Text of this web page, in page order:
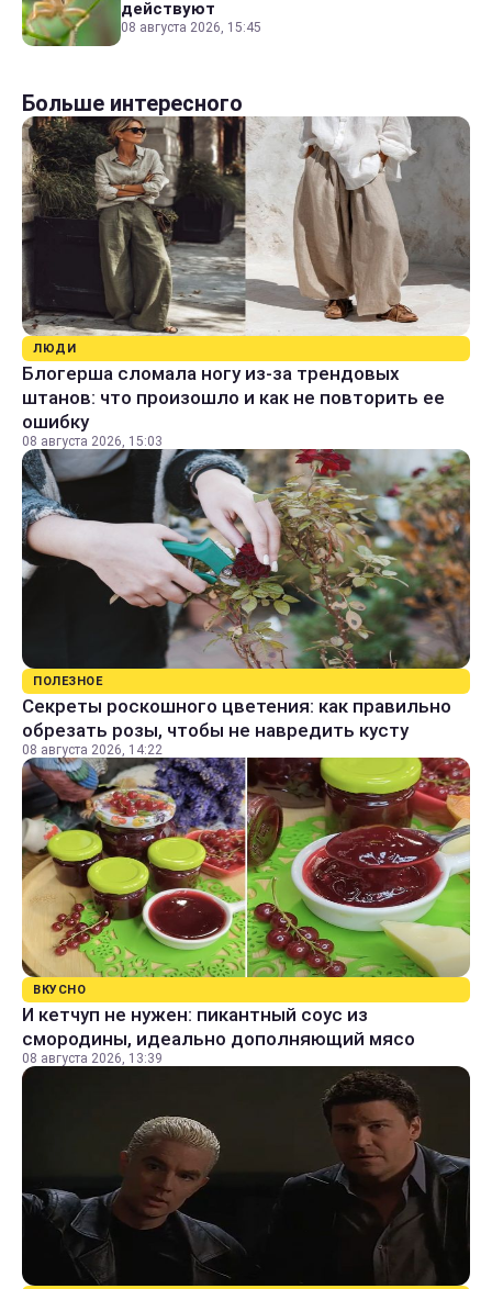
действуют
08 августа 2026, 15:45
Больше интересного
ЛЮДИ
Блогерша сломала ногу из-за трендовых
штанов: что произошло и как не повторить ее
ошибку
08 августа 2026, 15:03
ПОЛЕЗНОЕ
Секреты роскошного цветения: как правильно
обрезать розы, чтобы не навредить кусту
08 августа 2026, 14:22
ВКУСНО
И кетчуп не нужен: пикантный соус из
смородины, идеально дополняющий мясо
08 августа 2026, 13:39